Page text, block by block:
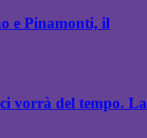
e Pinamonti, il
vorrà del tempo. La